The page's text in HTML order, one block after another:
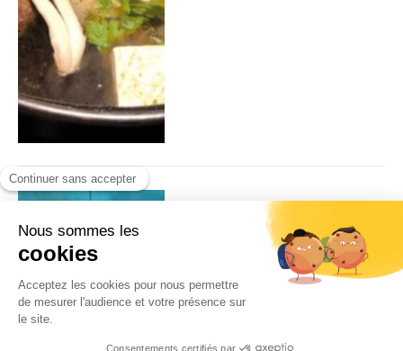
Week-end nippon à…
Amsterdam
Odaira Namihei 08/02/2019